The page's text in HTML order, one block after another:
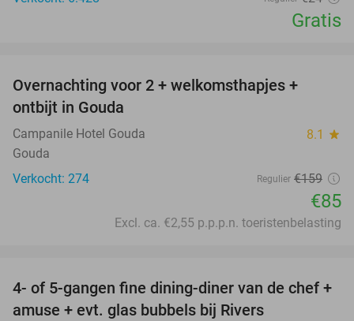
Gratis
Overnachting voor 2 + welkomsthapjes +
ontbijt in Gouda
Campanile Hotel Gouda 8.1 star
Gouda
Verkocht: 274
Regulier €159
€85
Excl. ca. €2,55 p.p.p.n. toeristenbelasting
30%
4- of 5-gangen fine dining-diner van de chef +
amuse + evt. glas bubbels bij Rivers